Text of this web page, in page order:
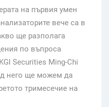
на първия умен
вече са в
ще разполага
по въпроса
Securities Ming-Chi
него ще можем да
тримесечие на